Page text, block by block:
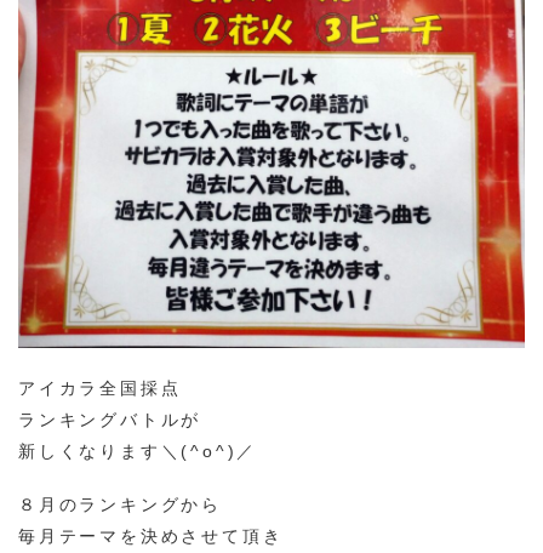
アイカラ全国採点
ランキングバトルが
新しくなります＼(^o^)／
８月のランキングから
毎月テーマを決めさせて頂き